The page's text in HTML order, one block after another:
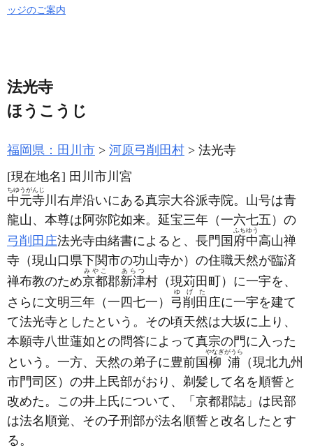
ッジのご案内
法光寺
ほうこうじ
福岡県：田川市 河原弓削田村
法光寺
[現在地名] 田川市川宮
中元寺
ちゆうがんじ
川右岸沿いにある真宗大谷派寺院。山号は青
龍山、本尊は阿弥陀如来。延宝三年 （一六七五） の
弓削田庄法光寺由緒書によると、長門国 府中
ふちゆう
高山禅
寺 （現山口県下関市の功山寺か） の住職天然が臨済
禅布教のため京都
みやこ
郡新津
あらつ
村 （現苅田町） に一宇を、
さらに文明三年 （一四七一） 弓削田
ゆげた
庄に一宇を建て
て法光寺としたという。その頃天然は大坂に上り、
本願寺八世蓮如との問答によって真宗の門に入った
という。一方、天然の弟子に豊前国 柳浦
やなぎがうら
（現北九州
市門司区） の井上民部がおり、剃髪して名を順誓と
改めた。この井上氏について、「京都郡誌」は民部
は法名順覚、その子刑部が法名順誓と改名したとす
る。